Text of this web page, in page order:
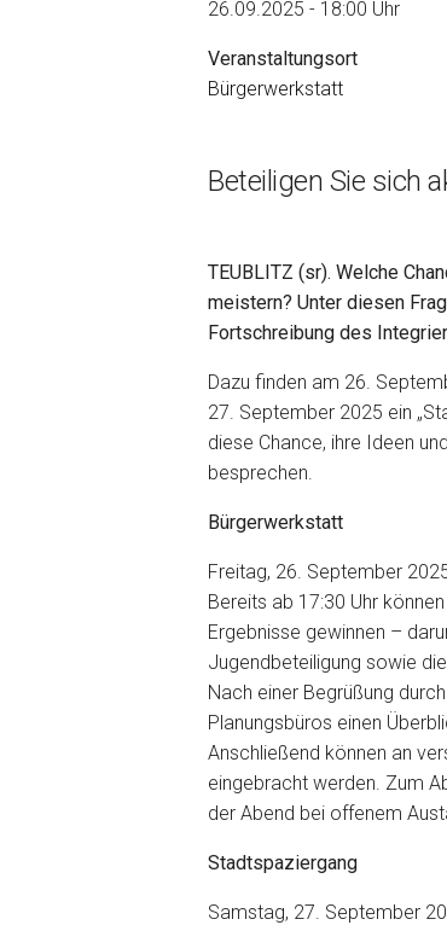
26.09.2025 - 18:00 Uhr
Veranstaltungsort
Bürgerwerkstatt
Beteiligen Sie sich
TEUBLITZ (sr). Welche
meistern? Unter diesen
Fortschreibung des
Dazu finden am 26.
27. September 2025 ein
diese Chance, ihre Ideen
besprechen.
Bürgerwerkstatt
Freitag, 26. September
Bereits ab 17:30 Uhr
Ergebnisse gewinnen –
Jugendbeteiligung sowie
Nach einer Begrüßung
Planungsbüros einen
Anschließend können an
eingebracht werden. Zum
der Abend bei offenem
Stadtspaziergang
Samstag, 27. September